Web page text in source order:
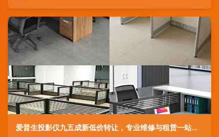
爱普生投影仪九五成新低价转让，专业维修与租赁一站式服务